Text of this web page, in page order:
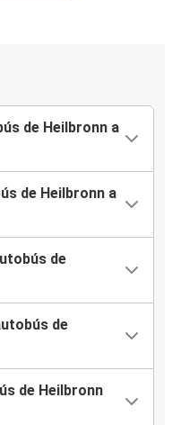
de Heilbronn a
de Heilbronn a
de
de
de Heilbronn